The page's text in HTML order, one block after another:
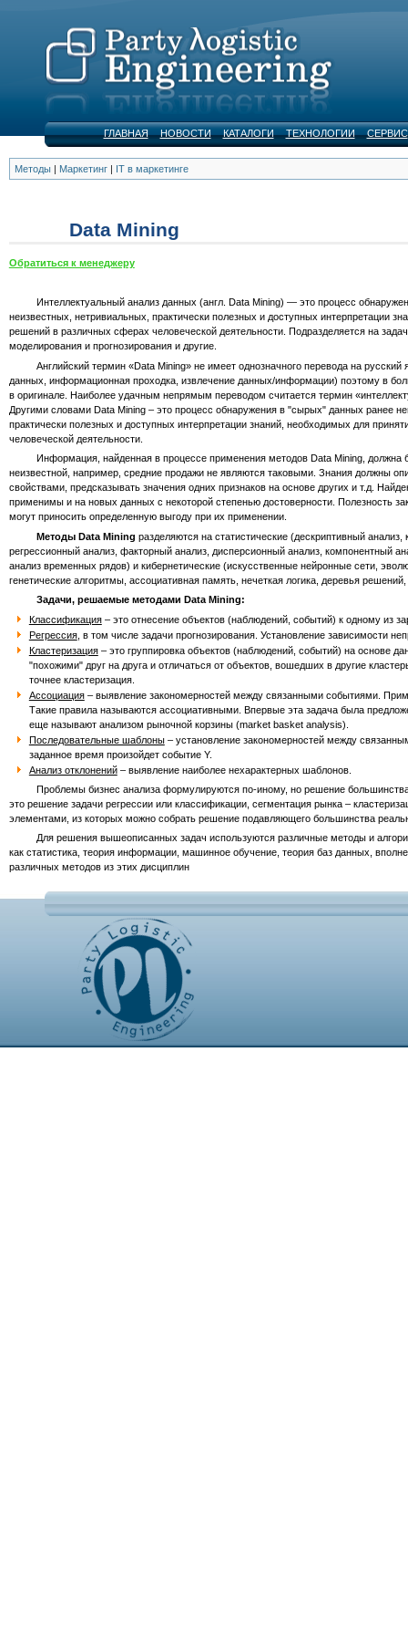
ГЛАВНАЯ НОВОСТИ КАТАЛОГИ ТЕХНОЛОГИИ СЕРВИС
Методы| Маркетинг| IT в маркетинге
Data Mining
Обратиться к менеджеру
Интеллектуальный анализ данных (англ. Data Mining) — это процесс
неизвестных, нетривиальных, практически полезных и доступных интерпретации
решений в различных сферах человеческой деятельности. Подразделяется на
моделирования и прогнозирования и другие.
Английский термин «Data Mining» не имеет однозначного перевода на русский
данных, информационная проходка, извлечение данных/информации) поэтому в
в оригинале. Наиболее удачным непрямым переводом считается термин
Другими словами Data Mining – это процесс обнаружения в "сырых" данных ранее
практически полезных и доступных интерпретации знаний, необходимых для
человеческой деятельности.
Информация, найденная в процессе применения методов Data Mining, должна
неизвестной, например, средние продажи не являются таковыми. Знания должны
свойствами, предсказывать значения одних признаков на основе других и т.д.
применимы и на новых данных с некоторой степенью достоверности. Полезность
могут приносить определенную выгоду при их применении.
Методы Data Mining разделяются на статистические (дескриптивный анализ,
регрессионный анализ, факторный анализ, дисперсионный анализ, компонентный
анализ временных рядов) и кибернетические (искусственные нейронные сети,
генетические алгоритмы, ассоциативная память, нечеткая логика, деревья
Задачи, решаемые методами Data Mining:
Классификация– это отнесение объектов (наблюдений, событий) к одному из
Регрессия, в том числе задачи прогнозирования. Установление зависимости
Кластеризация– это группировка объектов (наблюдений, событий) на основе
"похожими" друг на друга и отличаться от объектов, вошедших в другие
точнее кластеризация.
Ассоциация– выявление закономерностей между связанными событиями.
Такие правила называются ассоциативными. Впервые эта задача была
еще называют анализом рыночной корзины (market basket analysis).
Последовательные шаблоны– установление закономерностей между
заданное время произойдет событие Y.
Анализ отклонений– выявление наиболее нехарактерных шаблонов.
Проблемы бизнес анализа формулируются по-иному, но решение большинства
это решение задачи регрессии или классификации, сегментация рынка –
элементами, из которых можно собрать решение подавляющего большинства
Для решения вышеописанных задач используются различные методы и
как статистика, теория информации, машинное обучение, теория баз данных,
различных методов из этих дисциплин